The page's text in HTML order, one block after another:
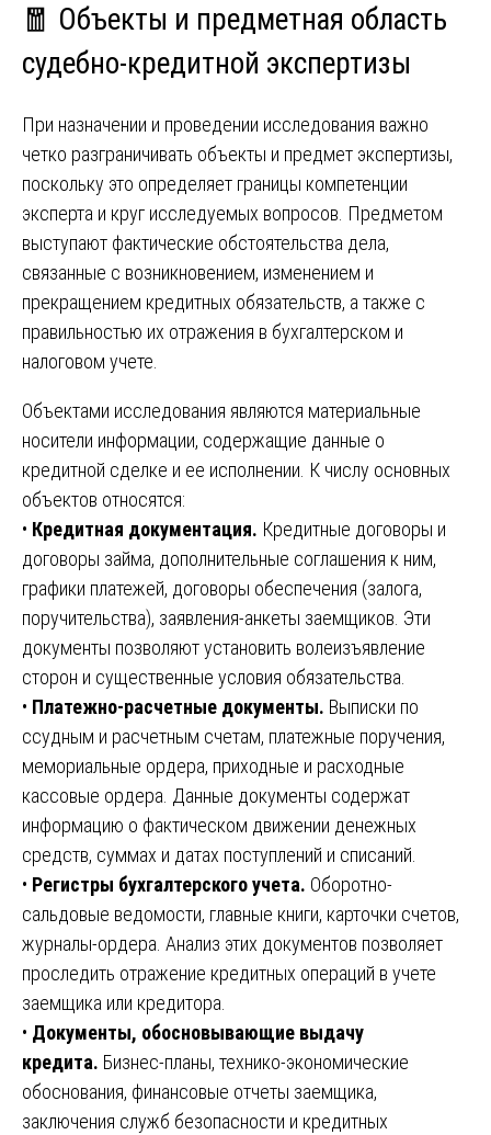
🧧 Объекты и предметная область
судебно-кредитной экспертизы
При назначении и проведении исследования важно
четко разграничивать объекты и предмет экспертизы,
поскольку это определяет границы компетенции
эксперта и круг исследуемых вопросов. Предметом
выступают фактические обстоятельства дела,
связанные с возникновением, изменением и
прекращением кредитных обязательств, а также с
правильностью их отражения в бухгалтерском и
налоговом учете.
Объектами исследования являются материальные
носители информации, содержащие данные о
кредитной сделке и ее исполнении. К числу основных
объектов относятся:
• Кредитная документация. Кредитные договоры и
договоры займа, дополнительные соглашения к ним,
графики платежей, договоры обеспечения (залога,
поручительства), заявления-анкеты заемщиков. Эти
документы позволяют установить волеизъявление
сторон и существенные условия обязательства.
• Платежно-расчетные документы. Выписки по
ссудным и расчетным счетам, платежные поручения,
мемориальные ордера, приходные и расходные
кассовые ордера. Данные документы содержат
информацию о фактическом движении денежных
средств, суммах и датах поступлений и списаний.
• Регистры бухгалтерского учета. Оборотно-
сальдовые ведомости, главные книги, карточки счетов,
журналы-ордера. Анализ этих документов позволяет
проследить отражение кредитных операций в учете
заемщика или кредитора.
• Документы, обосновывающие выдачу
кредита. Бизнес-планы, технико-экономические
обоснования, финансовые отчеты заемщика,
заключения служб безопасности и кредитных